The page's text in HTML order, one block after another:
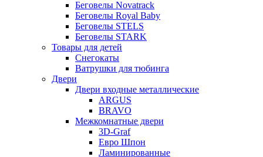
Беговелы Novatrack
Беговелы Royal Baby
Беговелы STELS
Беговелы STARK
Товары для детей
Снегокаты
Ватрушки для тюбинга
Двери
Двери входные металлические
ARGUS
BRAVO
Межкомнатные двери
3D-Graf
Евро Шпон
Ламинированные